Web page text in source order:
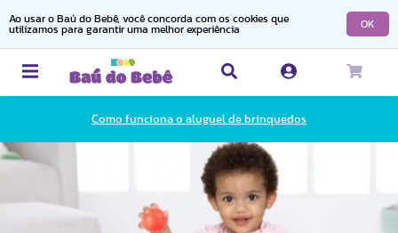
Ao usar o Baú do Bebê, você concorda com os cookies que
utilizamos para garantir uma melhor experiência
OK
Como funciona o aluguel de brinquedos